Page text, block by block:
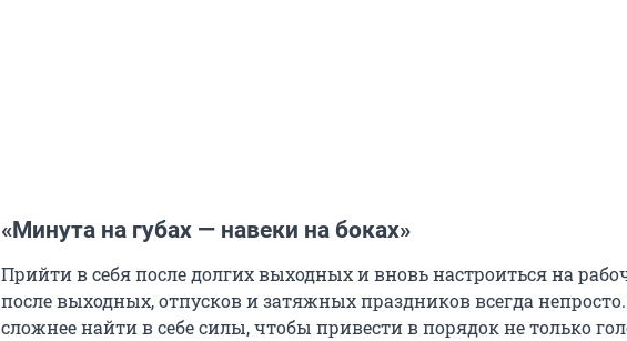
«Минута на губах — навеки на боках»
Прийти в себя после долгих выходных и вновь настроиться на
после выходных, отпусков и затяжных праздников всегда
сложнее найти в себе силы, чтобы привести в порядок не только